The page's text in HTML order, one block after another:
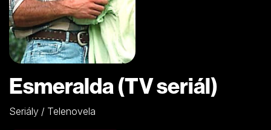
Esmeralda (TV seriál)
Seriály / Telenovela